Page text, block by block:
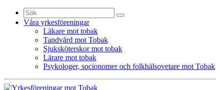
Sök
efter:
Våra yrkesföreningar
Läkare mot tobak
Tandvård mot Tobak
Sjuksköterskor mot tobak
Lärare mot tobak
Psykologer, socionomer och folkhälsovetare mot Tobak